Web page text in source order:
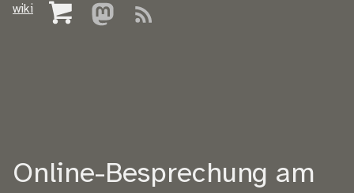
wiki
Online-Besprechung am